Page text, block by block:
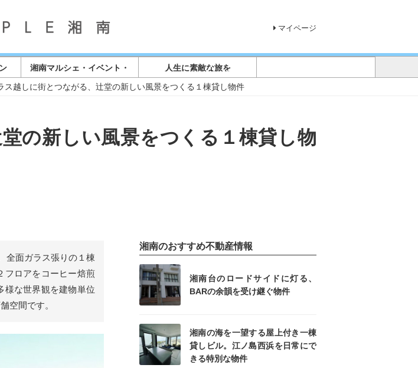
マイページ
湘南マルシェ・イベント・
店舗情報
人生に素敵な旅を
ス越しに街とつながる、辻堂の新しい風景をつくる１棟貸し物件
の新しい風景をつくる１棟貸し物
全面ガラス張りの１棟
フロアをコーヒー焙煎
様な世界観を建物単位
空間です。
湘南のおすすめ不動産情報
湘南台のロードサイドに灯る、
BARの余韻を受け継ぐ物件
湘南の海を一望する屋上付き一棟
貸しビル。江ノ島西浜を日常にで
きる特別な物件